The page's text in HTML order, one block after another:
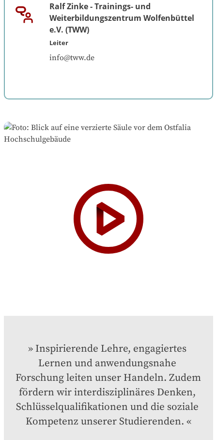
Ralf Zinke -Trainings- und
Weiterbildungszentrum Wolfenbüttel
e.V. (TWW)
Leiter
info@tww.de
Inspirierende Lehre, engagiertes
Lernen und anwendungsnahe
Forschung leiten unser Handeln. Zudem
fördern wir interdisziplinäres Denken,
Schlüsselqualifikationen und die soziale
Kompetenz unserer Studierenden.